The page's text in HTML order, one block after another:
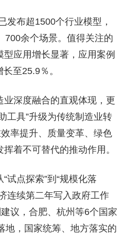
发布超1500个行业模型，
700余个场景。值得关注的
应用增长显著，应用案例
至25.9％。
深度融合的直观体现，更
工具”升级为传统制造业转
率提升、质量变革、绿色
着不可替代的推动作用。
试点探索”到“规模化落
连续第二年写入政府工作
议，合肥、杭州等6个国家
地，国家统筹、地方落实的